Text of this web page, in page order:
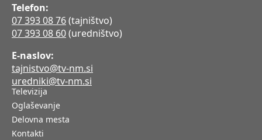
Telefon:
07 393 08 76(tajništvo)
07 393 08 60(uredništvo)
E-naslov:
tajnistvo@tv-nm.si
uredniki@tv-nm.si
Televizija
Oglaševanje
Delovna mesta
Kontakti